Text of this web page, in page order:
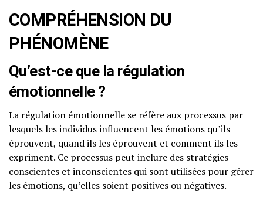
COMPRÉHENSION DU
PHÉNOMÈNE
Qu’est-ce que la régulation
émotionnelle ?
La régulation émotionnelle se réfère aux processus par
lesquels les individus influencent les émotions qu’ils
éprouvent, quand ils les éprouvent et comment ils les
expriment. Ce processus peut inclure des stratégies
conscientes et inconscientes qui sont utilisées pour gérer
les émotions, qu’elles soient positives ou négatives.